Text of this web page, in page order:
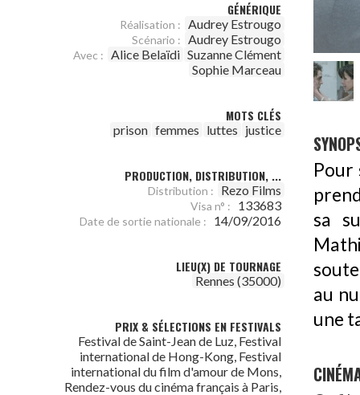
GÉNÉRIQUE
Réalisation : Audrey Estrougo
Scénario : Audrey Estrougo
Avec : Alice Belaïdi Suzanne Clément
Sophie Marceau
MOTS CLÉS
prison femmes luttes justice
PRODUCTION, DISTRIBUTION, ...
Distribution : Rezo Films
Visa n° : 133683
Date de sortie nationale : 14/09/2016
LIEU(X) DE TOURNAGE
Rennes (35000)
PRIX & SÉLECTIONS EN FESTIVALS
Festival de Saint-Jean de Luz, Festival
international de Hong-Kong, Festival
international du film d'amour de Mons,
Rendez-vous du cinéma français à Paris,
Pour
sa
au
une